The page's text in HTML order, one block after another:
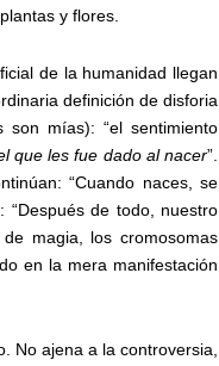
y flores.
de la humanidad llegan
definición de disforia
mías): “el sentimiento
que les fue dado al nacer”.
“Cuando naces, se
de todo, nuestro
magia, los cromosomas
en la mera manifestación
No ajena a la controversia,